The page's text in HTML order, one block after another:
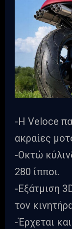
-Η Veloce
ακραίες
-Οκτώ
280 ίπποι.
-Εξάτμιση
τον
-Έρχεται